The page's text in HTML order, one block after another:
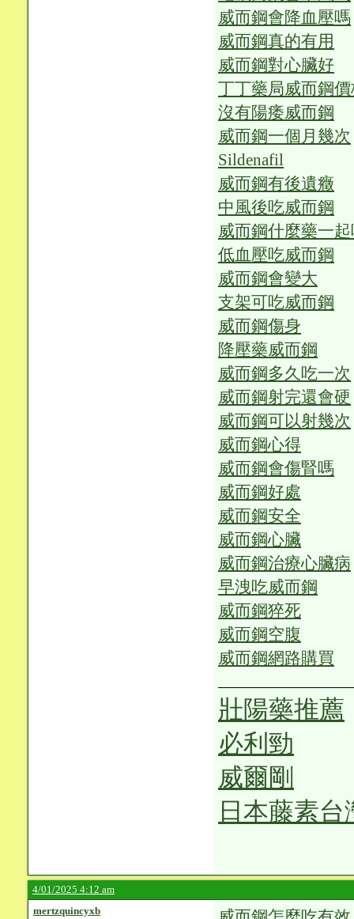
威而鋼會降血壓嗎
威而鋼真的有用
威而鋼對心臟好
丁丁藥局威而鋼
沒有陽痿威而鋼
威而鋼一個月幾次
Sildenafil
威而鋼有後遺癥
中風後吃威而鋼
威而鋼什麼藥一
低血壓吃威而鋼
威而鋼會變大
支架可吃威而鋼
威而鋼傷身
降壓藥威而鋼
威而鋼多久吃一次
威而鋼射完還會硬
威而鋼可以射幾次
威而鋼心得
威而鋼會傷腎嗎
威而鋼好處
威而鋼安全
威而鋼心臟
威而鋼治療心臟病
早洩吃威而鋼
威而鋼猝死
威而鋼空腹
威而鋼網路購買
壯陽藥推薦
必利勁
威爾剛
日本藤素
4/01/2025 4:12 am
mertzquincyxb